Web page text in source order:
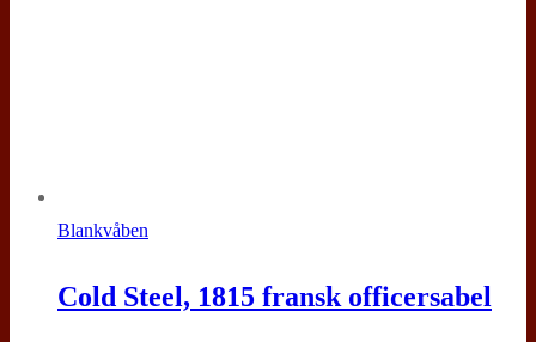
Blankvåben
Cold Steel, 1815 fransk officersabel